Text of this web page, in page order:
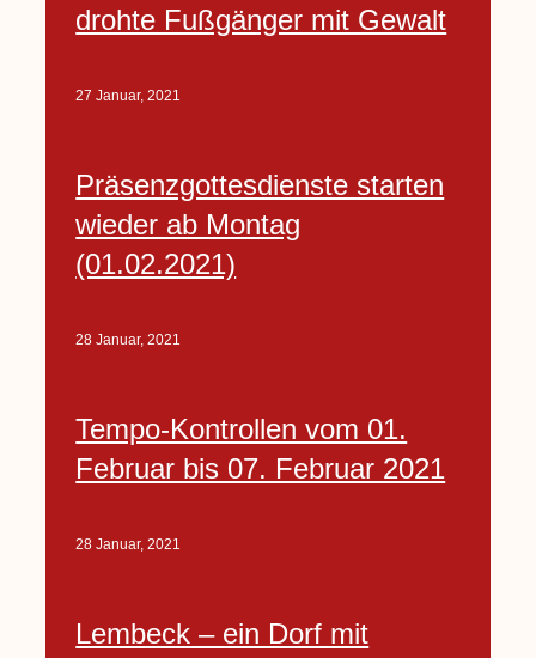
drohte Fußgänger mit Gewalt
27 Januar, 2021
Präsenzgottesdienste starten
wieder ab Montag
(01.02.2021)
28 Januar, 2021
Tempo-Kontrollen vom 01.
Februar bis 07. Februar 2021
28 Januar, 2021
Lembeck – ein Dorf mit